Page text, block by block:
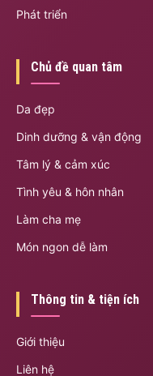
Phát triển
Chủ đề quan tâm
Da đẹp
Dinh dưỡng & vận động
Tâm lý & cảm xúc
Tình yêu & hôn nhân
Làm cha mẹ
Món ngon dễ làm
Thông tin & tiện ích
Giới thiệu
Liên hệ